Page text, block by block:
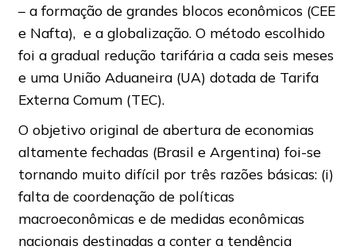
– a formação de grandes blocos econômicos (CEE
e Nafta), e a globalização. O método escolhido
foi a gradual redução tarifária a cada seis meses
e uma União Aduaneira (UA) dotada de Tarifa
Externa Comum (TEC).
O objetivo original de abertura de economias
altamente fechadas (Brasil e Argentina) foi-se
tornando muito difícil por três razões básicas: (i)
falta de coordenação de políticas
macroeconômicas e de medidas econômicas
nacionais destinadas a conter a tendência